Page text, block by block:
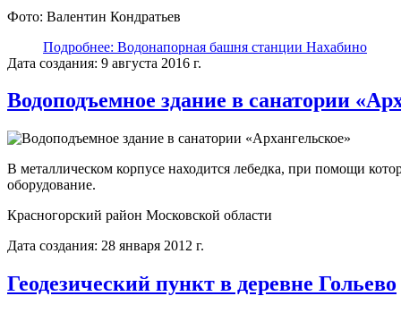
Фото: Валентин Кондратьев
Подробнее: Водонапорная башня станции Нахабино
Дата создания: 9 августа 2016 г.
Водоподъемное здание в санатории
В металлическом корпусе находится лебедка, при помощи
оборудование.
Красногорский район Московской области
Дата создания: 28 января 2012 г.
Геодезический пункт в деревне Гольево